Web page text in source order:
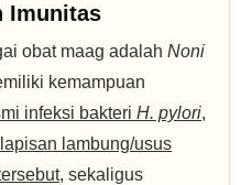
Imunitas
obat maag adalah Noni
kemampuan
infeksi bakteri H. pylori,
lambung/usus
, sekaligus